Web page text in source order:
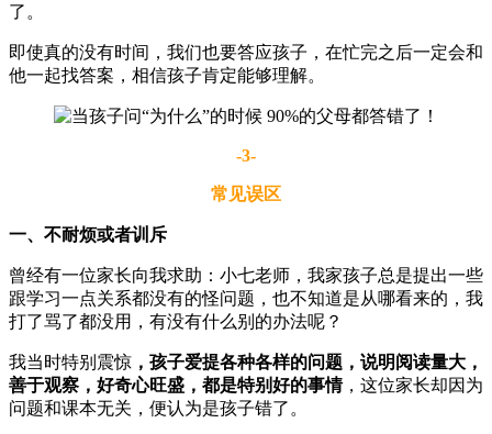
了。
即使真的没有时间，我们也要答应孩子，在忙完之后一定会和
他一起找答案，相信孩子肯定能够理解。
-3-
常见误区
一、不耐烦或者训斥
曾经有一位家长向我求助：小七老师，我家孩子总是提出一些
跟学习一点关系都没有的怪问题，也不知道是从哪看来的，我
打了骂了都没用，有没有什么别的办法呢？
我当时特别震惊 ，孩子爱提各种各样的问题，说明阅读量大，
善于观察，好奇心旺盛，都是特别好的事情，这位家长却因为
问题和课本无关，便认为是孩子错了。